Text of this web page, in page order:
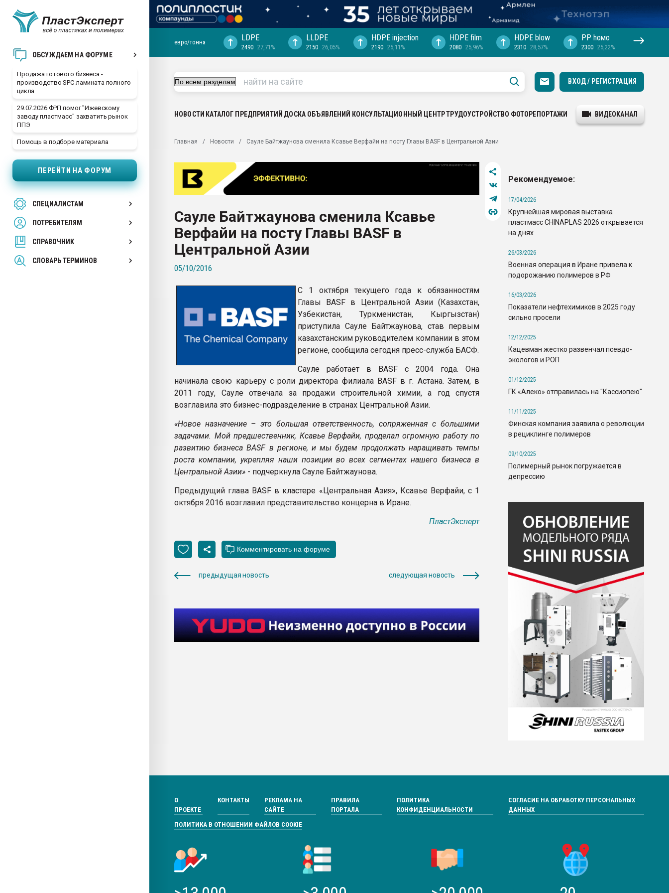
ОБСУЖДАЕМ НА ФОРУМЕ
Продажа готового бизнеса -
производство SPC ламината полного
цикла
29.07.2026 ФРП помог "Ижевскому
заводу пластмасс" захватить рынок
ППЭ
Помощь в подборе материала
ПЕРЕЙТИ НА ФОРУМ
СПЕЦИАЛИСТАМ
ПОТРЕБИТЕЛЯМ
СПРАВОЧНИК
СЛОВАРЬ ТЕРМИНОВ
28.07.2026 "Технониколь" довольна
Всё, что касается выдува ПЭТ
Материал поверхности пуансона для
Продам отходы Композиция
поликарбоната и АБС-пластика
Armaloy PC/ABS-1IM черный цвет
Профильная литература. Продажа,
покупка, обмен
ПЕРЕЙТИ НА ФОРУМ
евро/тонна LDPE
2490 27,71%
LLDPE
2150 26,05%
HDPE injection
2190 25,11%
HDPE film
2080 25,96%
HDPE blow
2310 28,57%
PP hомо
2300 25,22%
ВХОД / РЕГИСТРАЦИЯ
НОВОСТИ КАТАЛОГ ПРЕДПРИЯТИЙ ДОСКА ОБЪЯВЛЕНИЙ КОНСУЛЬТАЦИОННЫЙ ЦЕНТРТРУДОУСТРОЙСТВО ФОТОРЕПОРТАЖИ ВИДЕОКАНАЛ
Главная Новости Сауле Байтжаунова сменила Ксавье Верфайи на посту Главы BASF в Центральной Азии
Сауле Байтжаунова сменила Ксавье
Верфайи на посту Главы BASF в
Центральной Азии
05/10/2016
C 1 октября текущего года к обязанностям
Главы BASF в Центральной Азии (Казахстан,
Узбекистан, Туркменистан, Кыргызстан)
приступила Сауле Байтжаунова, став первым
казахстанским руководителем компании в этом
регионе, сообщила сегодня пресс-служба БАСФ.
Сауле работает в BASF с 2004 года. Она
начинала свою карьеру с роли директора филиала BASF в г. Астана. Затем, в
2011 году, Сауле отвечала за продажи строительной химии, а год спустя
возглавила это бизнес-подразделение в странах Центральной Азии.
«Новое назначение – это большая ответственность, сопряженная с большими
задачами. Мой предшественник, Ксавье Верфайи, проделал огромную работу по
развитию бизнеса BASF в регионе, и мы будем продолжать наращивать темпы
роста компании, укрепляя наши позиции во всех сегментах нашего бизнеса в
Центральной Азии» - подчеркнула Сауле Байтжаунова.
Предыдущий глава BASF в кластере «Центральная Азия», Ксавье Верфайи, с 1
октября 2016 возглавил представительство концерна в Иране.
ПластЭксперт
предыдущая новость следующая новость
Рекомендуемое:
17/04/2026
Крупнейшая мировая выставка
пластмасс CHINAPLAS 2026 открывается
на днях
26/03/2026
Военная операция в Иране привела к
подорожанию полимеров в РФ
16/03/2026
Показатели нефтехимиков в 2025 году
сильно просели
12/12/2025
Кацевман жестко развенчал псевдо-
экологов и РОП
01/12/2025
ГК «Алеко» отправилась на "Кассиопею"
11/11/2025
Финская компания заявила о революции
в рециклинге полимеров
09/10/2025
Полимерный рынок погружается в
депрессию
О
ПРОЕКТЕ
КОНТАКТЫ
РЕКЛАМА НА
САЙТЕ
ПРАВИЛА
ПОРТАЛА
ПОЛИТИКА
КОНФИДЕНЦИАЛЬНОСТИ
СОГЛАСИЕ НА ОБРАБОТКУ ПЕРСОНАЛЬНЫХ
ДАННЫХ
ПОЛИТИКА В ОТНОШЕНИИ ФАЙЛОВ COOKIE